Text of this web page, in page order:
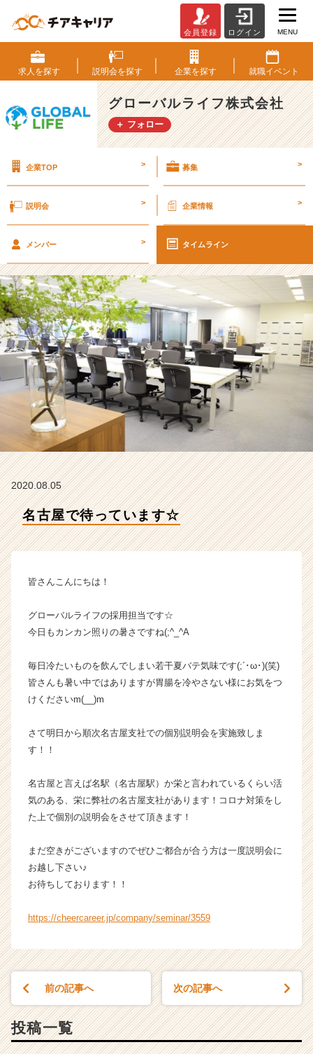
古
屋
で
待
っ
て
☆
ー
ラ
イ
フ
株
式
会
社
の
タ
イ
ム
イ
ン
チ
ー・
業
か
カ
ウ
届
サ
イ
ト
ア
リ
（C
e
a
e
会員登録 ログイン MENU
求人を探す 説明会を探す 企業を探す 就職イベント
グローバルライフ株式会社
＋ フォロー
企業TOP > 募集 >
説明会 > 企業情報 >
メンバー > タイムライン
2020.08.05
名古屋で待っています☆
皆さんこんにちは！
グローバルライフの採用担当です☆
今日もカンカン照りの暑さですね(;^_^A
毎日冷たいものを飲んでしまい若干夏バテ気味です(;´･ω･)(笑)
皆さんも暑い中ではありますが胃腸を冷やさない様にお気をつ
けくださいm(__)m
さて明日から順次名古屋支社での個別説明会を実施致しま
す！！
名古屋と言えば名駅（名古屋駅）か栄と言われているくらい活
気のある、栄に弊社の名古屋支社があります！コロナ対策をし
た上で個別の説明会をさせて頂きます！
まだ空きがございますのでぜひご都合が合う方は一度説明会に
お越し下さい♪
お待ちしております！！
https://cheercareer.jp/company/seminar/3559
前の記事へ 次の記事へ
投稿一覧